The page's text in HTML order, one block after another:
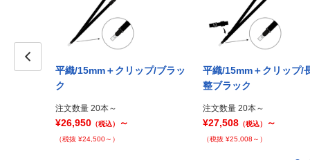
平織/15mm＋クリップ/ブラッ
ク
注文数量 20本～
¥26,950 （税込） ～
（税抜 ¥24,500～）
平織/15mm＋クリップ/
整ブラック
注文数量 20本～
¥27,508 （税込） ～
（税抜 ¥25,008～）